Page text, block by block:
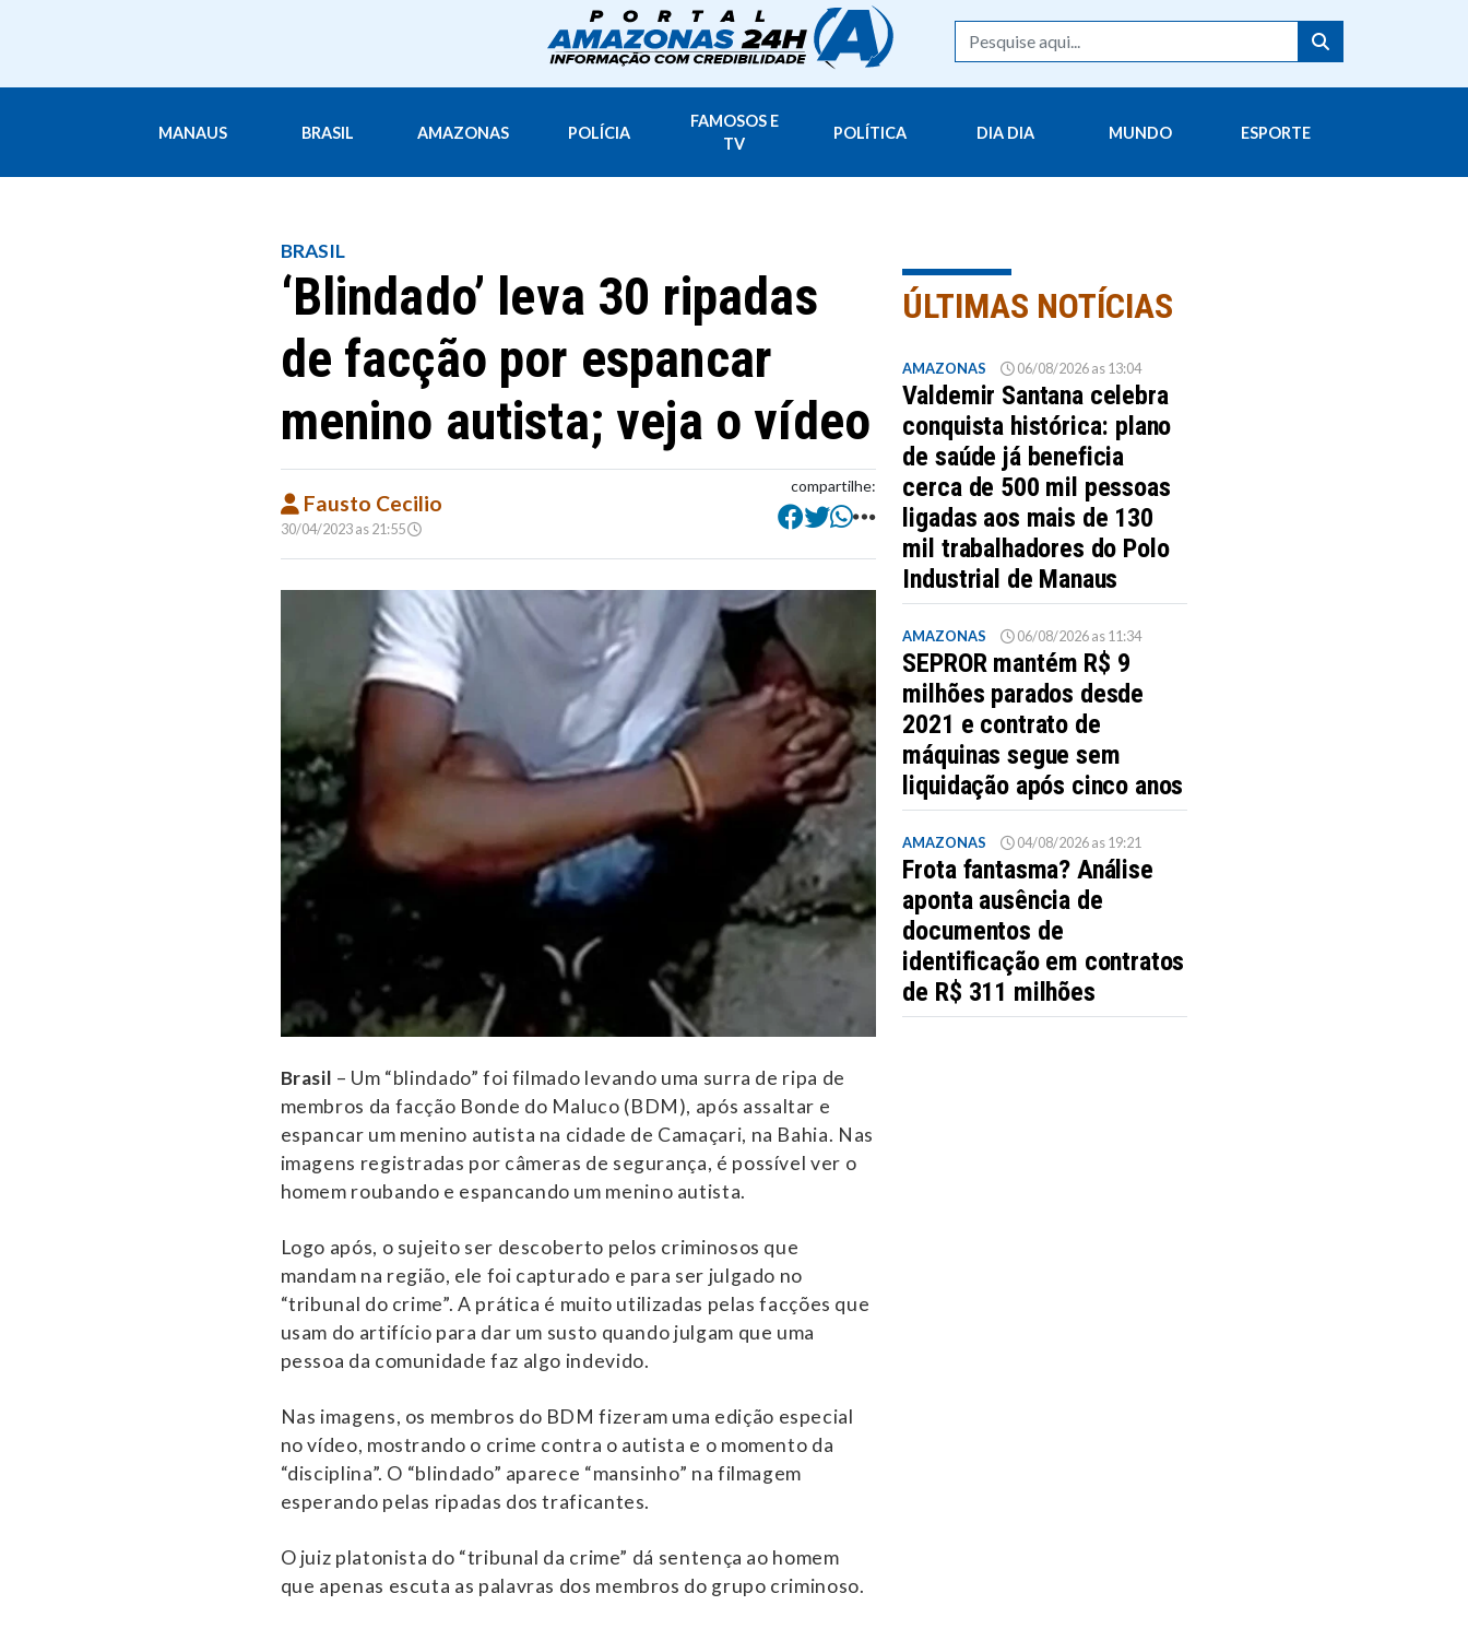
MANAUS BRASIL AMAZONAS POLÍCIA
FAMOSOS E
TV
POLÍTICA DIA DIA MUNDO ESPORTE
BRASIL
‘Blindado’ leva 30 ripadas
de facção por espancar
menino autista; veja o vídeo
Fausto Cecilio
30/04/2023 as 21:55
compartilhe:
Brasil – Um “blindado” foi filmado levando uma surra de ripa de
membros da facção Bonde do Maluco (BDM), após assaltar e
espancar um menino autista na cidade de Camaçari, na Bahia. Nas
imagens registradas por câmeras de segurança, é possível ver o
homem roubando e espancando um menino autista.
Logo após, o sujeito ser descoberto pelos criminosos que
mandam na região, ele foi capturado e para ser julgado no
“tribunal do crime”. A prática é muito utilizadas pelas facções que
usam do artifício para dar um susto quando julgam que uma
pessoa da comunidade faz algo indevido.
Nas imagens, os membros do BDM fizeram uma edição especial
no vídeo, mostrando o crime contra o autista e o momento da
“disciplina”. O “blindado” aparece “mansinho” na filmagem
esperando pelas ripadas dos traficantes.
O juiz platonista do “tribunal da crime” dá sentença ao homem
que apenas escuta as palavras dos membros do grupo criminoso.
ÚLTIMAS NOTÍCIAS
AMAZONAS 06/08/2026 as 13:04
Valdemir Santana celebra
conquista histórica: plano
de saúde já beneficia
cerca de 500 mil pessoas
ligadas aos mais de 130
mil trabalhadores do Polo
Industrial de Manaus
AMAZONAS 06/08/2026 as 11:34
SEPROR mantém R$ 9
milhões parados desde
2021 e contrato de
máquinas segue sem
liquidação após cinco anos
AMAZONAS 04/08/2026 as 19:21
Frota fantasma? Análise
aponta ausência de
documentos de
identificação em contratos
de R$ 311 milhões